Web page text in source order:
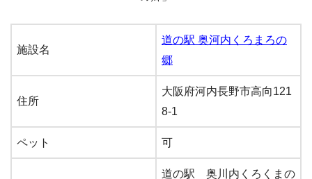
施設名
道の駅 奥河内くろまろの
郷
住所
大阪府河内長野市高向121
8-1
ペット 可
道の駅 奥川内くろくまの